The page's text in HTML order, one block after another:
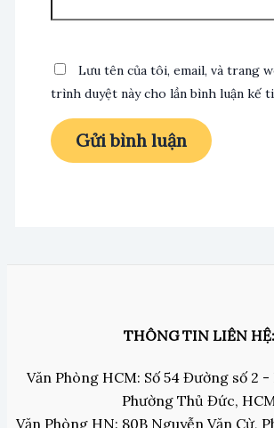
Lưu tên của tôi, email, và trang
trình duyệt này cho lần bình luận kế
THÔNG TIN LIÊN HỆ:
Văn Phòng HCM: Số 54 Đường số 2
Phường Thủ Đức,
Văn Phòng HN: 80B Nguyễn Văn Cừ,